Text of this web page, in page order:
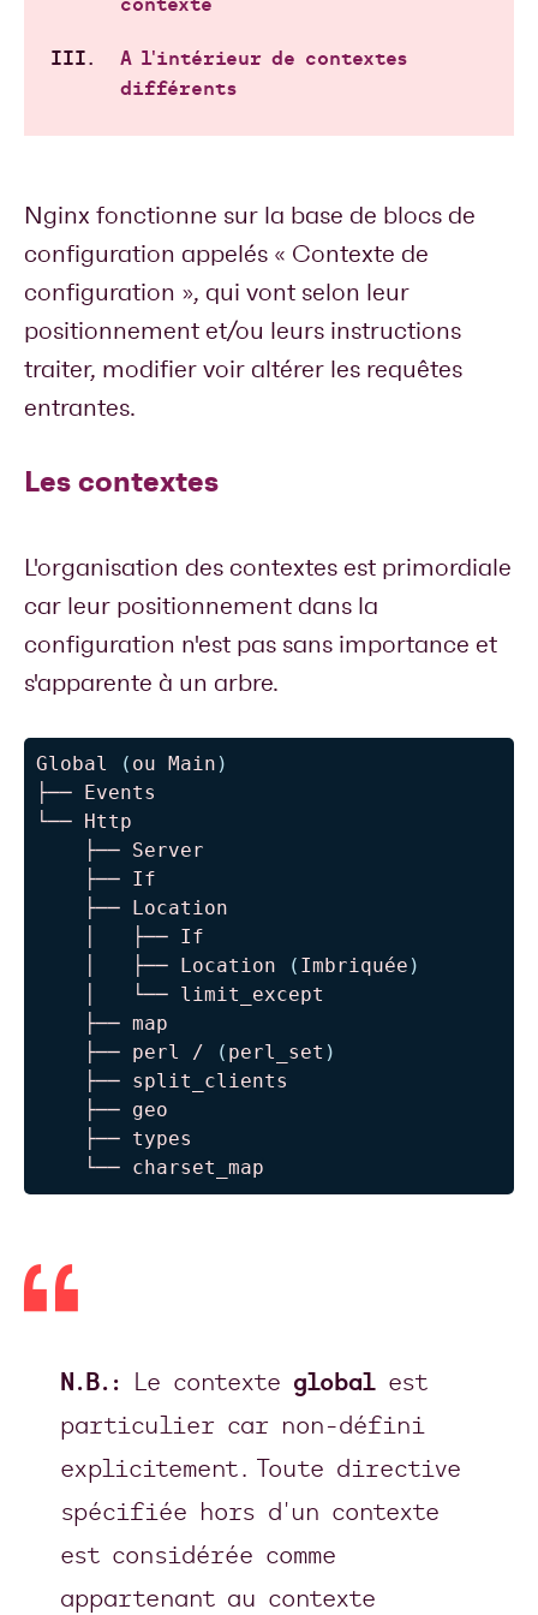
contexte
A l'intérieur de contextes
différents
Nginx fonctionne sur la base de blocs de
configuration appelés « Contexte de
configuration », qui vont selon leur
positionnement et/ou leurs instructions
traiter, modifier voir altérer les requêtes
entrantes.
Les contextes
L'organisation des contextes est primordiale
car leur positionnement dans la
configuration n'est pas sans importance et
s'apparente à un arbre.
Global ( ou Main )
├── Events
└── Http
    ├── Server
    ├── If
    ├── Location
    │   ├── If
    │   ├── Location
( Imbriquée )
    │   └── limit_except
    ├── map
    ├── perl /
( perl_set )
    ├── split_clients
    ├── geo
    ├── types
    └── charset_map
N.B.: Le contexte global est
particulier car non-défini
explicitement. Toute directive
spécifiée hors d'un contexte
est considérée comme
appartenant au contexte